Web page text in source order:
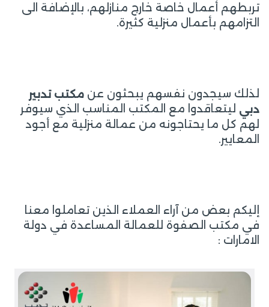
تربطهم أعمال خاصة خارج منازلهم، بالإضافة الى
التزامهم بأعمال منزلية كثيرة.
لذلك سيجدون نفسهم يبحثون عن مكتب تدبير
دبي ليتعاقدوا مع المكتب المناسب الذي سيوفر
لهم كل ما يحتاجونه من عمالة منزلية مع أجود
المعايير.
إليكم بعض من آراء العملاء الذين تعاملوا معنا
في مكتب الصفوة للعمالة المساعدة في دولة
الامارات :